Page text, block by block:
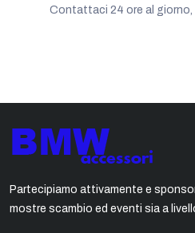
Contattaci 24 ore al
Partecipiamo attivamente e
mostre scambio ed eventi sia a